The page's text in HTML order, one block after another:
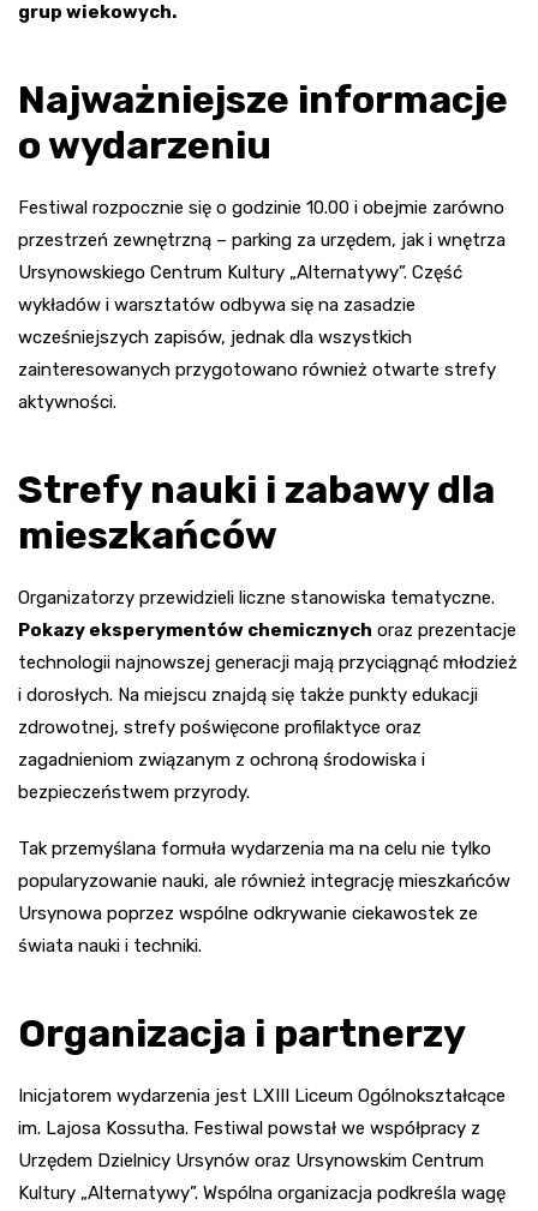
grup wiekowych.
Najważniejsze informacje
o wydarzeniu
Festiwal rozpocznie się o godzinie 10.00 i obejmie zarówno
przestrzeń zewnętrzną – parking za urzędem, jak i wnętrza
Ursynowskiego Centrum Kultury „Alternatywy”. Część
wykładów i warsztatów odbywa się na zasadzie
wcześniejszych zapisów, jednak dla wszystkich
zainteresowanych przygotowano również otwarte strefy
aktywności.
Strefy nauki i zabawy dla
mieszkańców
Organizatorzy przewidzieli liczne stanowiska tematyczne.
Pokazy eksperymentów chemicznych oraz prezentacje
technologii najnowszej generacji mają przyciągnąć młodzież
i dorosłych. Na miejscu znajdą się także punkty edukacji
zdrowotnej, strefy poświęcone profilaktyce oraz
zagadnieniom związanym z ochroną środowiska i
bezpieczeństwem przyrody.
Tak przemyślana formuła wydarzenia ma na celu nie tylko
popularyzowanie nauki, ale również integrację mieszkańców
Ursynowa poprzez wspólne odkrywanie ciekawostek ze
świata nauki i techniki.
Organizacja i partnerzy
Inicjatorem wydarzenia jest LXIII Liceum Ogólnokształcące
im. Lajosa Kossutha. Festiwal powstał we współpracy z
Urzędem Dzielnicy Ursynów oraz Ursynowskim Centrum
Kultury „Alternatywy”. Wspólna organizacja podkreśla wagę